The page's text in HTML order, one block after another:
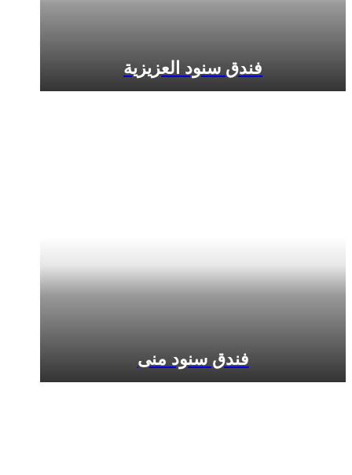
فندق سنود العزيزية
فندق سنود منى